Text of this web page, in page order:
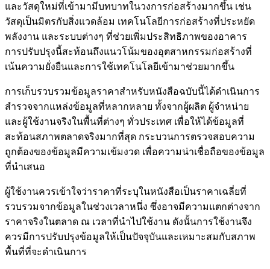
และวัสดุใหม่ที่เข้ามามีบทบาทในวงการก่อสร้างมากขึ้น เช่น
วัสดุเป็นมิตรกับสิ่งแวดล้อม เทคโนโลยีการก่อสร้างที่ประหยัด
พลังงาน และระบบต่างๆ ที่ช่วยเพิ่มประสิทธิภาพของอาคาร
การปรับปรุงนี้สะท้อนถึงแนวโน้มของอุตสาหกรรมก่อสร้างที่
เน้นความยั่งยืนและการใช้เทคโนโลยีเข้ามาช่วยมากขึ้น
การเก็บรวบรวมข้อมูลราคาสำหรับหนังสือฉบับนี้ได้ดำเนินการ
สำรวจจากแหล่งข้อมูลที่หลากหลาย ทั้งจากผู้ผลิต ผู้จำหน่าย
และผู้ใช้งานจริงในพื้นที่ต่างๆ ทั่วประเทศ เพื่อให้ได้ข้อมูลที่
สะท้อนสภาพตลาดจริงมากที่สุด กระบวนการตรวจสอบความ
ถูกต้องของข้อมูลมีความเข้มงวด เพื่อความน่าเชื่อถือของข้อมูล
ที่นำเสนอ
ผู้ใช้งานควรเข้าใจว่าราคาที่ระบุในหนังสือเป็นราคาเฉลี่ยที่
รวบรวมจากข้อมูลในช่วงเวลาหนึ่ง ซึ่งอาจมีความแตกต่างจาก
ราคาจริงในตลาด ณ เวลาที่นำไปใช้งาน ดังนั้นการใช้งานจึง
ควรมีการปรับปรุงข้อมูลให้เป็นปัจจุบันและเหมาะสมกับสภาพ
พื้นที่ที่จะดำเนินการ